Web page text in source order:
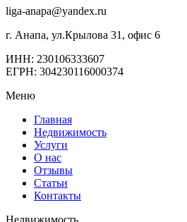
liga-anapa@yandex.ru
г. Анапа, ул.Крылова 31, офис 6
ИНН: 230106333607
ЕГРН: 304230116000374
Меню
Главная
Недвижимость
Услуги
О нас
Отзывы
Статьи
Контакты
Недвижимость